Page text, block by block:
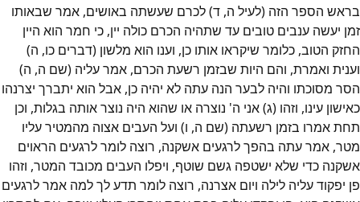
בראש הספר הזה (לעיל ה, ד) לכרם שעשתה באושים, אמר שבאותו
זמן יעשה ענבים טובים עד שתהיה הכרם כולה יין, כי חמר הוא היין
החזק הטוב, כלומר שיקראו אותו כן, וענו הוא מלשון (דברים כו, ה)
וענית ואמרת, והם היות שבזמן רשעת הכרם, אמר עליה (שם ה, ה)
הסר מסוכתו והיה לבער הנה עתה לא יהיה כן, אבל הוא יתברך יצרנהו
כאישון עינו, וזהו (ג) אני ה' נוצרה או שהוא היה נוצר אותה בגלות, וכן
תחת אמרו בזמן רשעתה (שם ה, ו) ועל העבים אצוה מהמטיר עליו
מטר, אמר עתה בהפך לרגעים אשקנה, רוצה לומר לרגעים הראוים
אשקנה כדי שלא ישטפה גשם שוטף, ויפלו העבים מכובד המטר, וזהו
פן יפקוד עליה לילה ויום אצרנה, רוצה לומר תדע לך למה אמר לרגעים